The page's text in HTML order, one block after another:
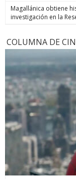
Magallánica obtiene
investigación en la
COLUMNA DE